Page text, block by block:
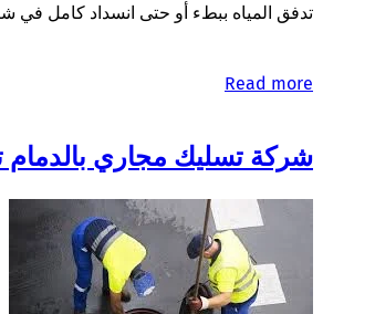
تدفق المياه ببطء أو حتى انسداد كامل في
Read more
شركة تسليك مجاري بالدمام